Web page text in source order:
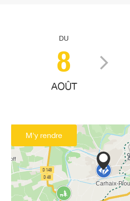
DU
8
AOÛT
M'y rendre